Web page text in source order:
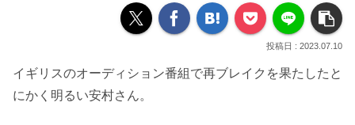
2023.07.10
イギリスのオーディション番組で再ブレイクを果たしたと
にかく明るい安村さん。